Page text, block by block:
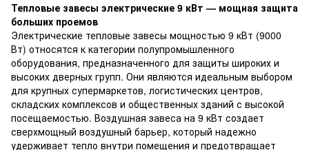
Тепловые завесы электрические 9 кВт — мощная защита
больших проемов
Электрические тепловые завесы мощностью 9 кВт (9000
Вт) относятся к категории полупромышленного
оборудования, предназначенного для защиты широких и
высоких дверных групп. Они являются идеальным выбором
для крупных супермаркетов, логистических центров,
складских комплексов и общественных зданий с высокой
посещаемостью. Воздушная завеса на 9 кВт создает
сверхмощный воздушный барьер, который надежно
удерживает тепло внутри помещения и предотвращает